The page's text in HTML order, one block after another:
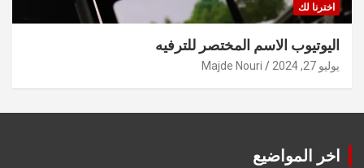
اخترنا لك
اليوتيوب الاسم المختصر للترفيه
يوليو 27, 2024 Majde Nouri
اخر المواضيع